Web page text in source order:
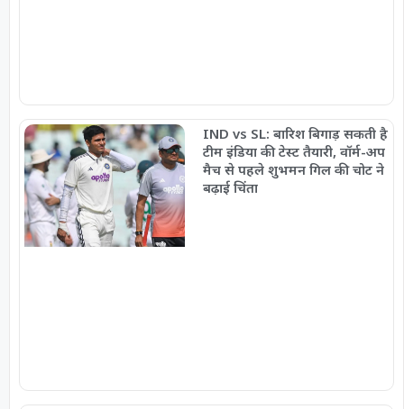
IND vs SL: बारिश बिगाड़ सकती है
टीम इंडिया की टेस्ट तैयारी, वॉर्म-अप
मैच से पहले शुभमन गिल की चोट ने
बढ़ाई चिंता